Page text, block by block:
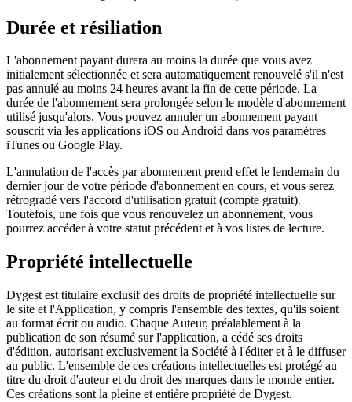
Durée et résiliation
L'abonnement payant durera au moins la durée que vous avez
initialement sélectionnée et sera automatiquement renouvelé s'il n'est
pas annulé au moins 24 heures avant la fin de cette période. La
durée de l'abonnement sera prolongée selon le modèle d'abonnement
utilisé jusqu'alors. Vous pouvez annuler un abonnement payant
souscrit via les applications iOS ou Android dans vos paramètres
iTunes ou Google Play.
L'annulation de l'accès par abonnement prend effet le lendemain du
dernier jour de votre période d'abonnement en cours, et vous serez
rétrogradé vers l'accord d'utilisation gratuit (compte gratuit).
Toutefois, une fois que vous renouvelez un abonnement, vous
pourrez accéder à votre statut précédent et à vos listes de lecture.
Propriété intellectuelle
Dygest est titulaire exclusif des droits de propriété intellectuelle sur
le site et l'Application, y compris l'ensemble des textes, qu'ils soient
au format écrit ou audio. Chaque Auteur, préalablement à la
publication de son résumé sur l'application, a cédé ses droits
d'édition, autorisant exclusivement la Société à l'éditer et à le diffuser
au public. L'ensemble de ces créations intellectuelles est protégé au
titre du droit d'auteur et du droit des marques dans le monde entier.
Ces créations sont la pleine et entière propriété de Dygest.